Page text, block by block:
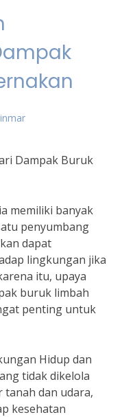
Dampak Buruk
memiliki banyak
penyumbang
dapat
lingkungan jika
itu, upaya
buruk limbah
penting untuk
Hidup dan
tidak dikelola
tanah dan udara,
kesehatan